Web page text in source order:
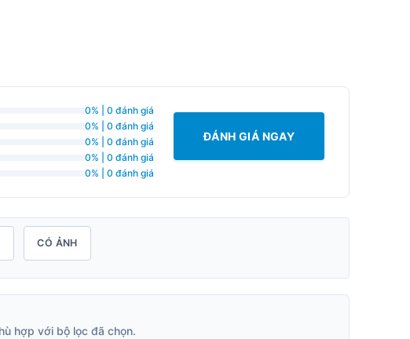
0% | 0 đánh giá
0% | 0 đánh giá
0% | 0 đánh giá
0% | 0 đánh giá
0% | 0 đánh giá
ĐÁNH GIÁ NGAY
CÓ ẢNH
hợp với bộ lọc đã chọn.